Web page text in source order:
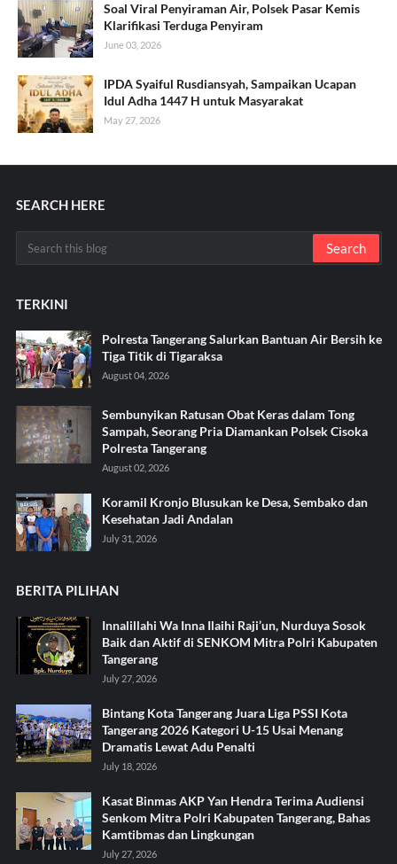
Soal Viral Penyiraman Air, Polsek Pasar Kemis
Klarifikasi Terduga Penyiram
June 03, 2026
IPDA Syaiful Rusdiansyah, Sampaikan Ucapan
Idul Adha 1447 H untuk Masyarakat
May 27, 2026
SEARCH HERE
TERKINI
Polresta Tangerang Salurkan Bantuan Air Bersih ke
Tiga Titik di Tigaraksa ‎
August 04, 2026
Sembunyikan Ratusan Obat Keras dalam Tong
Sampah, Seorang Pria Diamankan Polsek Cisoka
Polresta Tangerang
August 02, 2026
Koramil Kronjo Blusukan ke Desa, Sembako dan
Kesehatan Jadi Andalan ‎
July 31, 2026
BERITA PILIHAN
Innalillahi Wa Inna Ilaihi Raji’un, Nurduya Sosok
Baik dan Aktif di SENKOM Mitra Polri Kabupaten
Tangerang
July 27, 2026
Bintang Kota Tangerang Juara Liga PSSI Kota
Tangerang 2026 Kategori U-15 Usai Menang
Dramatis Lewat Adu Penalti
July 18, 2026
Kasat Binmas AKP Yan Hendra Terima Audiensi
Senkom Mitra Polri Kabupaten Tangerang, Bahas
Kamtibmas dan Lingkungan
July 27, 2026